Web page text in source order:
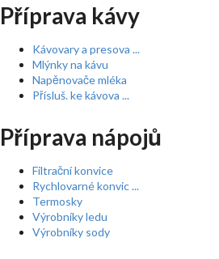
Příprava kávy
Kávovary a presova ...
Mlýnky na kávu
Napěnovače mléka
Přísluš. ke kávova ...
Příprava nápojů
Filtrační konvice
Rychlovarné konvic ...
Termosky
Výrobníky ledu
Výrobníky sody